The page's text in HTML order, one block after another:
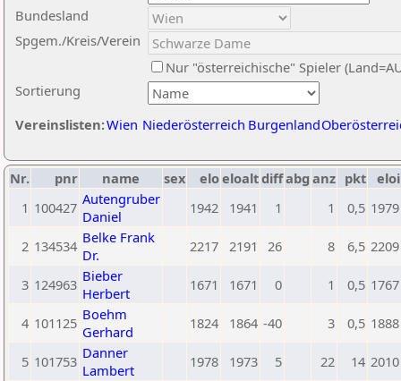
Sortierung
Bundesland
Spgem./Kreis/Verein
Nur "österreichische" Spieler
Vereinslisten:Wien Niederösterreich Burgenland
Nr. pnr name sex eloeloaltdiffabg anz pkt eloi
1 100427 Autengruber
Daniel
1942 1941 1 1 0,5 1979
2 134534 Belke Frank
Dr.
2217 2191 26 8 6,5 2209
3 124963 Bieber
Herbert
1671 1671 0 1 0,5 1767
4 101125 Boehm
Gerhard
1824 1864 -40 3 0,5 1888
5 101753 Danner
Lambert
1978 1973 5 22 14 2010